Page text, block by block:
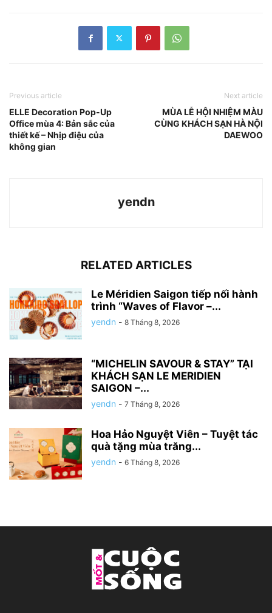
Previous article
ELLE Decoration Pop-Up
Office mùa 4: Bản sắc của
thiết kế – Nhịp điệu của
không gian
Next article
MÙA LỄ HỘI NHIỆM MÀU
CÙNG KHÁCH SẠN HÀ NỘI
DAEWOO
yendn
RELATED ARTICLES
Le Méridien Saigon tiếp nối hành
trình “Waves of Flavor –...
yendn - 8 Tháng 8, 2026
“MICHELIN SAVOUR & STAY” TẠI
KHÁCH SẠN LE MERIDIEN
SAIGON –...
yendn - 7 Tháng 8, 2026
Hoa Hảo Nguyệt Viên – Tuyệt tác
quà tặng mùa trăng...
yendn - 6 Tháng 8, 2026